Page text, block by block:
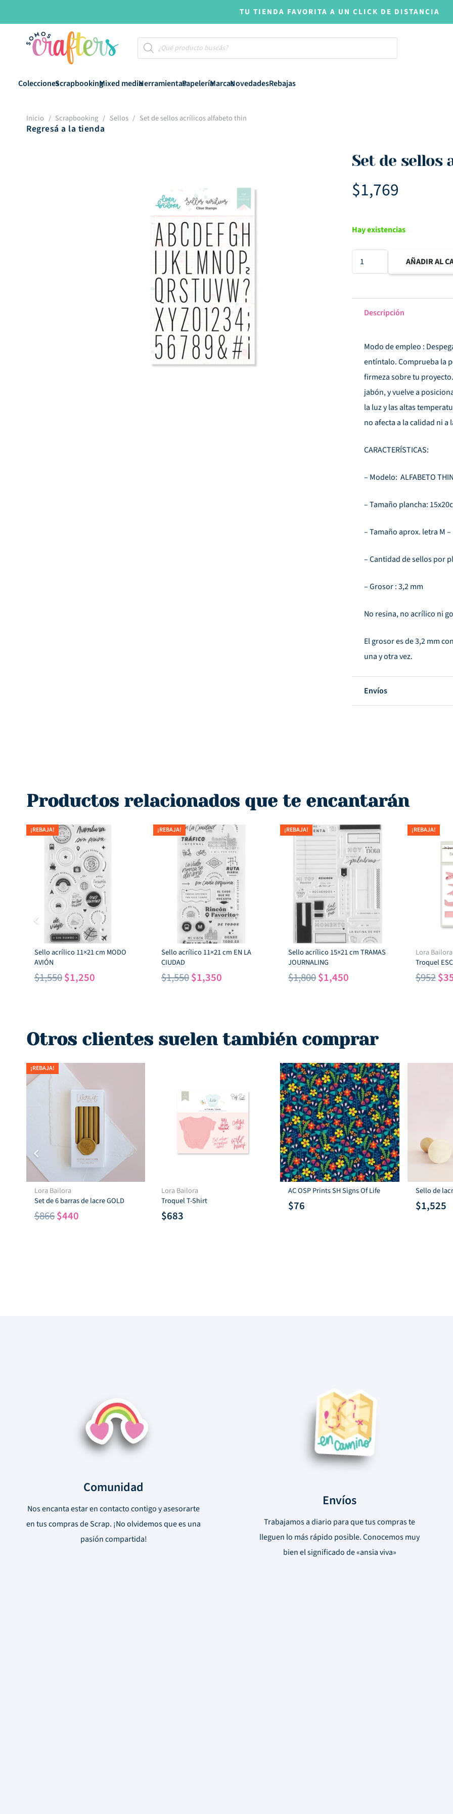
TU TIENDA FAVORITA A UN CLICK DE DISTANCIA
Búsqueda
de
productos
ColeccionesScrapbookingMixed mediaHerramientasPapeleríaMarcasNovedadesRebajas
Inicio / Scrapbooking / Sellos / Set de sellos acrílicos alfabeto thin
Regresá a la tienda
Set de sellos
$1,769
Hay existencias
Set
de
acrílicos
alfabeto
cantidad
AÑADIR AL
Descripción
Modo de empleo :
entíntalo. Comprueba la
firmeza sobre tu
jabón, y vuelve a
la luz y las altas
no afecta a la calidad ni a
CARACTERÍSTICAS:
– Modelo: ALFABETO THIN
– Tamaño plancha:
– Tamaño aprox. letra M –
– Cantidad de sellos por
– Grosor : 3,2 mm
No resina, no acrílico ni
El grosor es de 3,2 mm
una y otra vez.
Envíos
Productos relacionados que te encantarán
¡REBAJA!
Sello acrílico 11×21 cm MODO
AVIÓN
$1,550El
$1,550.
$1,250El
$1,250.
¡REBAJA!
Sello acrílico 11×21 cm EN LA
CIUDAD
$1,550El
$1,550.
$1,350
$1,350.
¡REBAJA!
Sello acrílico 15×21 cm TRAMAS
JOURNALING
$1,800El
$1,800.
$1,450
$1,450.
¡REBAJA!
Lora Bailora
Troquel
$952El
$
Otros clientes suelen también comprar
¡REBAJA!
Lora Bailora
Set de 6 barras de lacre GOLD
$866El
$440El
Lora Bailora
Troquel T-Shirt
$683
AC OSP Prints SH Signs Of Life
$76
Sello de
$1,525
Comunidad
Nos encanta estar en contacto contigo y asesorarte
en tus compras de Scrap. ¡No olvidemos que es una
pasión compartida!
Envíos
Trabajamos a diario para que tus compras te
lleguen lo más rápido posible. Conocemos muy
bien el significado de «ansia viva»